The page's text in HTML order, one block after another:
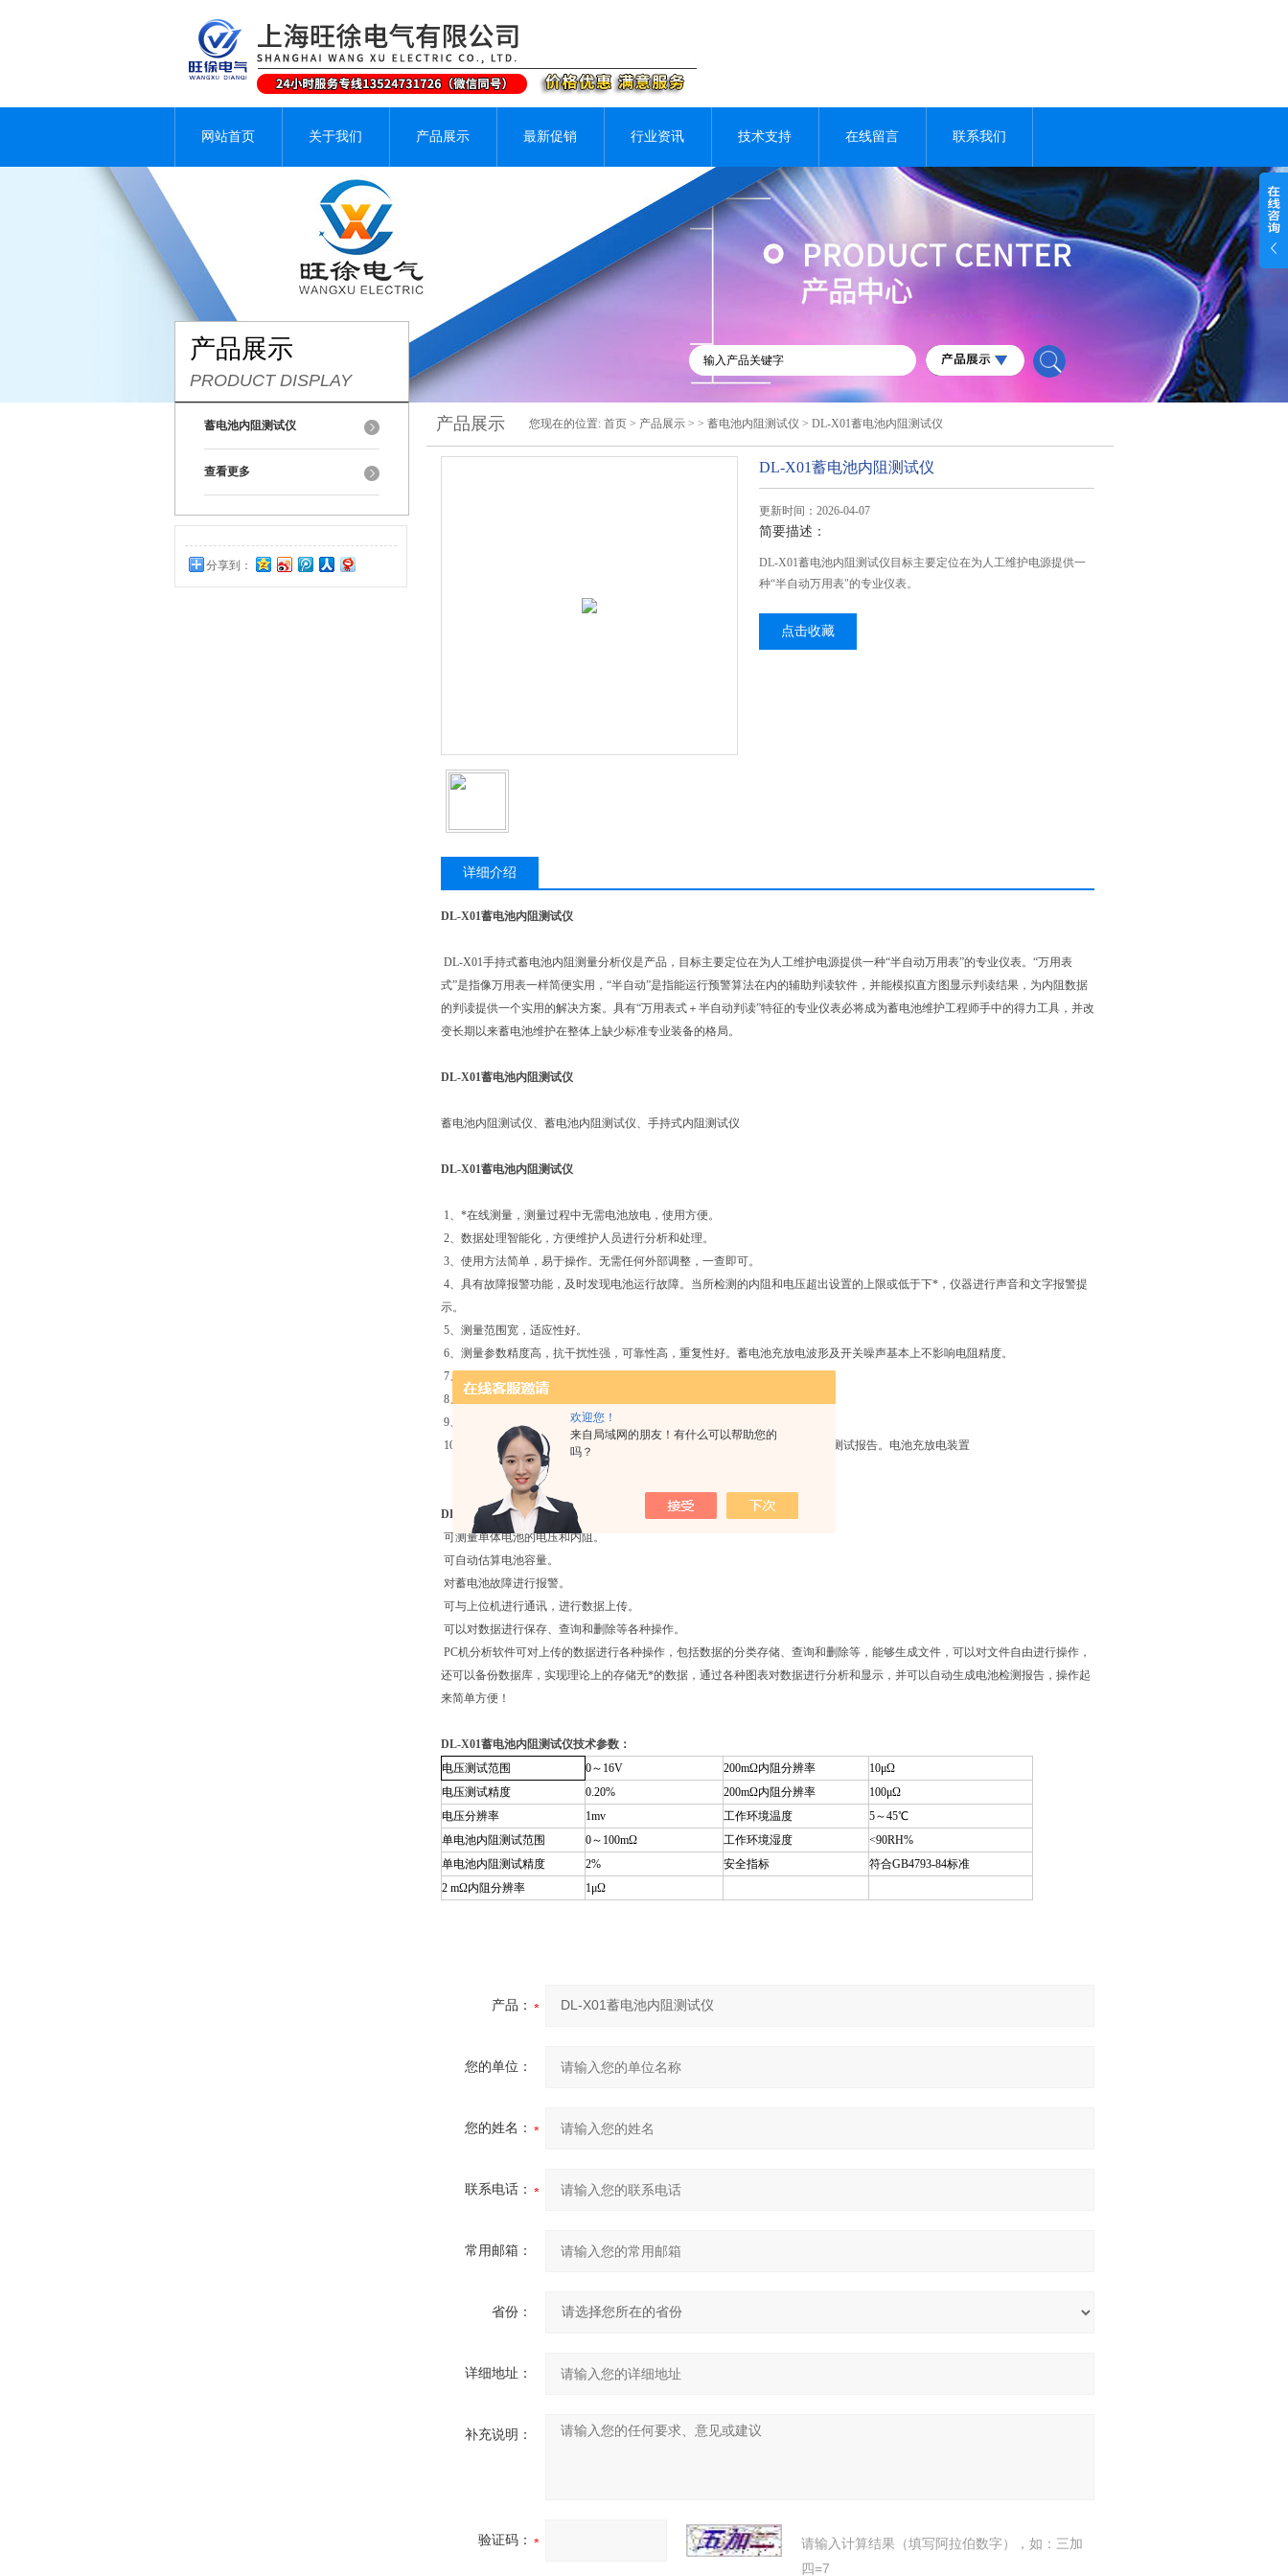
欢迎您！
来自局域网的朋友！有什么可以帮助您的
吗？
网站首页 关于我们 产品展示 最新促销 行业资讯 技术支持 在线留言 联系我们
产品展示
PRODUCT DISPLAY
蓄电池内阻测试仪
查看更多
分享到：
0
产品展示 您现在的位置: 首页 > 产品展示 > > 蓄电池内阻测试仪 > DL-X01蓄电池内阻测试仪
DL-X01蓄电池内阻测试仪
更新时间：2026-04-07
简要描述：
DL-X01蓄电池内阻测试仪目标主要定位在为人工维护电源提供一
种“半自动万用表"的专业仪表。
点击收藏
详细介绍
DL-X01蓄电池内阻测试仪
DL-X01手持式蓄电池内阻测量分析仪是产品，目标主要定位在为人工维护电源提供一种“半自动万用表”的专业仪表。“万用表
式”是指像万用表一样简便实用，“半自动”是指能运行预警算法在内的辅助判读软件，并能模拟直方图显示判读结果，为内阻数据
的判读提供一个实用的解决方案。具有“万用表式＋半自动判读”特征的专业仪表必将成为蓄电池维护工程师手中的得力工具，并改
变长期以来蓄电池维护在整体上缺少标准专业装备的格局。
DL-X01蓄电池内阻测试仪
蓄电池内阻测试仪、蓄电池内阻测试仪、手持式内阻测试仪
DL-X01蓄电池内阻测试仪
1、*在线测量，测量过程中无需电池放电，使用方便。
2、数据处理智能化，方便维护人员进行分析和处理。
3、使用方法简单，易于操作。无需任何外部调整，一查即可。
4、具有故障报警功能，及时发现电池运行故障。当所检测的内阻和电压超出设置的上限或低于下*，仪器进行声音和文字报警提
示。
5、测量范围宽，适应性好。
6、测量参数精度高，抗干扰性强，可靠性高，重复性好。蓄电池充放电波形及开关噪声基本上不影响电阻精度。
7、采用了接触电阻影响减至Z小的测试夹和测试头，并有专业保护功能。
8、不同高度模拟计算机直方图直观显示判读结果。
9、功耗低，供电电池可选择，供电方便，可连续工作8小时。
10、有*的PC分析软件，对数据进行分析处理。各种图表显示，并能自动生成测试报告。电池充放电装置
DL-X01蓄电池内阻测试仪
基本功能:
可测量单体电池的电压和内阻。
可自动估算电池容量。
对蓄电池故障进行报警。
可与上位机进行通讯，进行数据上传。
可以对数据进行保存、查询和删除等各种操作。
PC机分析软件可对上传的数据进行各种操作，包括数据的分类存储、查询和删除等，能够生成文件，可以对文件自由进行操作，
还可以备份数据库，实现理论上的存储无*的数据，通过各种图表对数据进行分析和显示，并可以自动生成电池检测报告，操作起
来简单方便！
DL-X01蓄电池内阻测试仪技术参数：
电压测试范围
0～16V 200mΩ内阻分辨率
10μΩ
电压测试精度
0.20% 200mΩ内阻分辨率
100μΩ
电压分辨率
1mv 工作环境温度
5～45℃
单电池内阻测试范围
0～100mΩ 工作环境湿度
<90RH%
单电池内阻测试精度
2% 安全指标
符合GB4793-84标准
2 mΩ内阻分辨率
1μΩ
产品：
您的单位：
您的姓名：
联系电话：
常用邮箱：
省份：
详细地址：
补充说明：
验证码：
请输入计算结果（填写阿拉伯数字），如：三加
四=7